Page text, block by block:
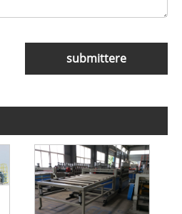
submittere